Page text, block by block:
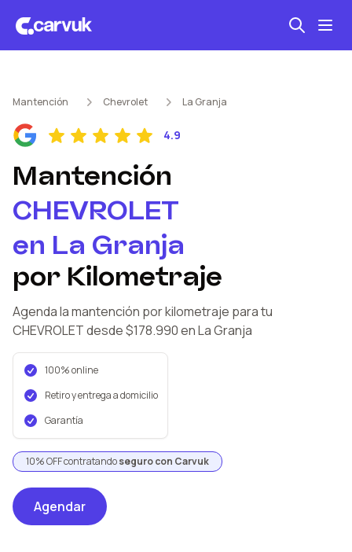
Mantención kilometraje
Revisión técnica
Mantención Chevrolet La Granja
4.9
Mantención
CHEVROLET
en La Granja
por Kilometraje
Agenda la mantención por kilometraje para tu
CHEVROLETdesde $178.990en La Granja
100% online
Retiro y entrega a domicilio
Garantía
10% OFF contratandoseguro con Carvuk
Agendar